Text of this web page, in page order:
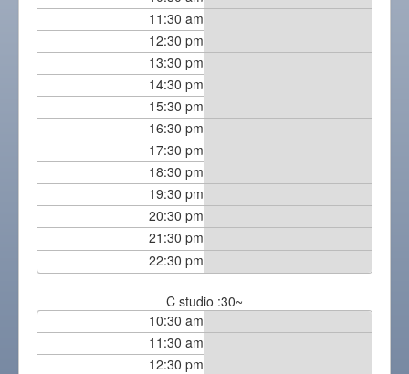
11:30 am
12:30 pm
13:30 pm
14:30 pm
15:30 pm
16:30 pm
17:30 pm
18:30 pm
19:30 pm
20:30 pm
21:30 pm
22:30 pm
C studio :30~
10:30 am
11:30 am
12:30 pm